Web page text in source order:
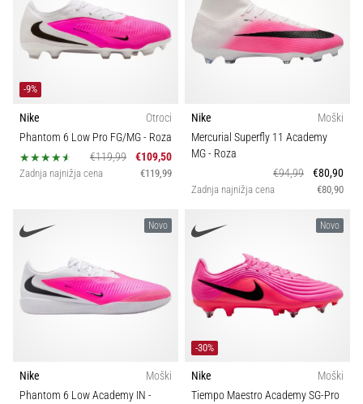
-9%
Nike
Otroci
Phantom 6 Low Pro FG/MG- Roza
€119,99
€109,50
Zadnja najnižja cena €119,99
Nike
Moški
Mercurial Superfly 11 Academy
MG- Roza
€94,99
€80,90
Zadnja najnižja cena €80,90
Novo
Nike
Moški
Phantom 6 Low Academy IN -
Novo
-30%
Nike
Moški
Tiempo Maestro Academy SG-Pro